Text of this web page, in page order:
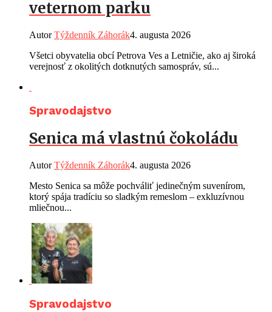
veternom parku
AutorTýždenník Záhorák4. augusta 2026
Všetci obyvatelia obcí Petrova Ves a Letničie, ako aj široká
verejnosť z okolitých dotknutých samospráv, sú...
Spravodajstvo
Senica má vlastnú čokoládu
AutorTýždenník Záhorák4. augusta 2026
Mesto Senica sa môže pochváliť jedinečným suvenírom,
ktorý spája tradíciu so sladkým remeslom – exkluzívnou
mliečnou...
Spravodajstvo